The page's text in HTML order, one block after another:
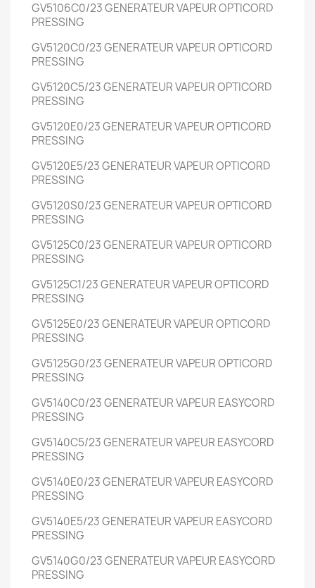
GV5106C0/23GENERATEUR VAPEUR OPTICORD
PRESSING
GV5120C0/23GENERATEUR VAPEUR OPTICORD
PRESSING
GV5120C5/23GENERATEUR VAPEUR OPTICORD
PRESSING
GV5120E0/23GENERATEUR VAPEUR OPTICORD
PRESSING
GV5120E5/23GENERATEUR VAPEUR OPTICORD
PRESSING
GV5120S0/23GENERATEUR VAPEUR OPTICORD
PRESSING
GV5125C0/23GENERATEUR VAPEUR OPTICORD
PRESSING
GV5125C1/23GENERATEUR VAPEUR OPTICORD
PRESSING
GV5125E0/23GENERATEUR VAPEUR OPTICORD
PRESSING
GV5125G0/23GENERATEUR VAPEUR OPTICORD
PRESSING
GV5140C0/23GENERATEUR VAPEUR EASYCORD
PRESSING
GV5140C5/23GENERATEUR VAPEUR EASYCORD
PRESSING
GV5140E0/23GENERATEUR VAPEUR EASYCORD
PRESSING
GV5140E5/23GENERATEUR VAPEUR EASYCORD
PRESSING
GV5140G0/23GENERATEUR VAPEUR EASYCORD
PRESSING